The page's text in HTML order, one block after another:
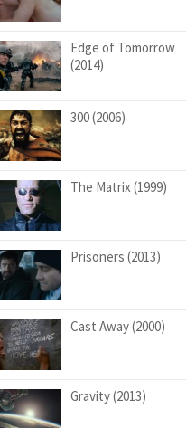
Edge of Tomorrow
(2014)
300 (2006)
The Matrix (1999)
Prisoners (2013)
Cast Away (2000)
Gravity (2013)